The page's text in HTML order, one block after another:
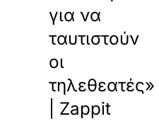
για να
ταυτιστούν
οι
τηλεθεατές»
| Zappit